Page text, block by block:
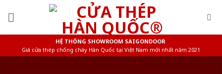
HỆ THỐNG SHOWROOM SAIGONDOOR
Giá cửa thép chống cháy Hàn Quốc tại Việt Nam mới nhất năm 2021